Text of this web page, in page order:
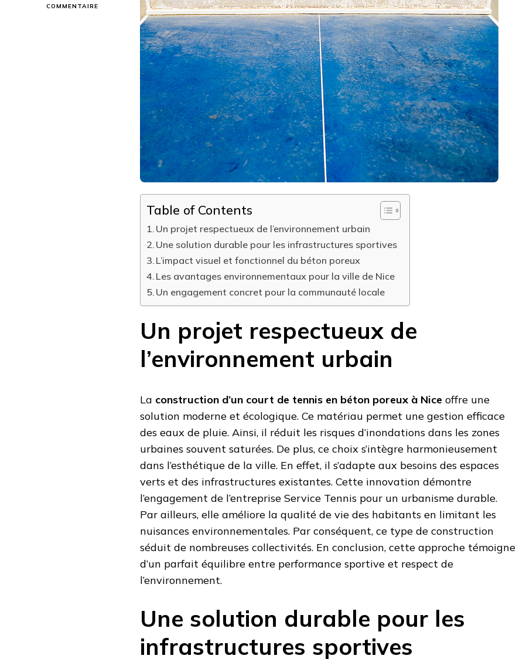
COMMENTAIRE
CONSTRUCTION
L’ENVIRONNEMENT
Table of Contents
Un projet respectueux de l’environnement urbain
Une solution durable pour les infrastructures sportives
L’impact visuel et fonctionnel du béton poreux
Les avantages environnementaux pour la ville de Nice
Un engagement concret pour la communauté locale
Un projet respectueux de
l’environnement urbain
La construction d’un court de tennis en béton poreux à Nice offre une
solution moderne et écologique. Ce matériau permet une gestion efficace
des eaux de pluie. Ainsi, il réduit les risques d’inondations dans les zones
urbaines souvent saturées. De plus, ce choix s’intègre harmonieusement
dans l’esthétique de la ville. En effet, il s’adapte aux besoins des espaces
verts et des infrastructures existantes. Cette innovation démontre
l’engagement de l’entreprise Service Tennis pour un urbanisme durable.
Par ailleurs, elle améliore la qualité de vie des habitants en limitant les
nuisances environnementales. Par conséquent, ce type de construction
séduit de nombreuses collectivités. En conclusion, cette approche témoigne
d’un parfait équilibre entre performance sportive et respect de
l’environnement.
Une solution durable pour les
infrastructures sportives